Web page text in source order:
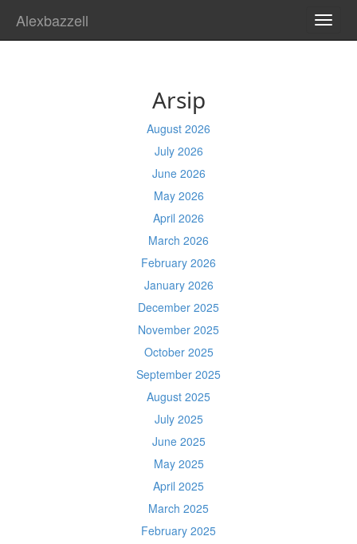
Alexbazzell
Arsip
August 2026
July 2026
June 2026
May 2026
April 2026
March 2026
February 2026
January 2026
December 2025
November 2025
October 2025
September 2025
August 2025
July 2025
June 2025
May 2025
April 2025
March 2025
February 2025